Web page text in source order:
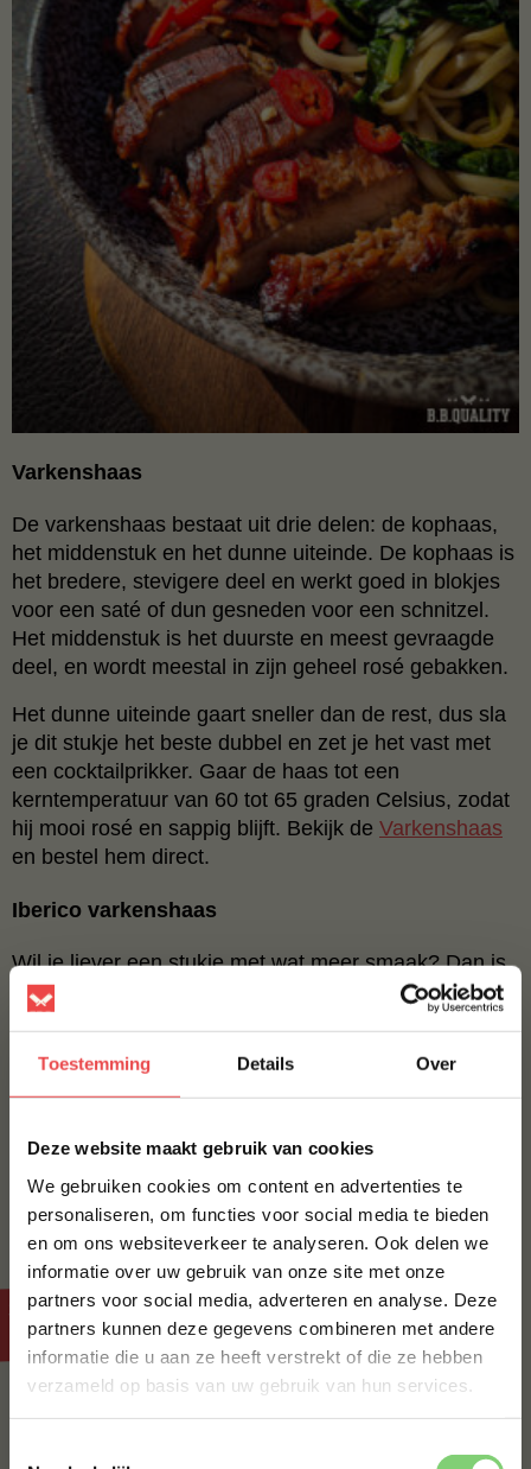
Toestemming Details Over
Deze website maakt gebruik van cookies
We gebruiken cookies om content en advertenties te
personaliseren, om functies voor social media te bieden
en om ons websiteverkeer te analyseren. Ook delen we
informatie over uw gebruik van onze site met onze
partners voor social media, adverteren en analyse. Deze
partners kunnen deze gegevens combineren met andere
informatie die u aan ze heeft verstrekt of die ze hebben
verzameld op basis van uw gebruik van hun services.
Varkenshaas
De varkenshaas bestaat uit drie delen: de kophaas,
het middenstuk en het dunne uiteinde. De kophaas is
het bredere, stevigere deel en werkt goed in blokjes
voor een saté of dun gesneden voor een schnitzel.
Het middenstuk is het duurste en meest gevraagde
deel, en wordt meestal in zijn geheel rosé gebakken.
Het dunne uiteinde gaart sneller dan de rest, dus sla
je dit stukje het beste dubbel en zet je het vast met
een cocktailprikker. Gaar de haas tot een
kerntemperatuur van 60 tot 65 graden Celsius, zodat
hij mooi rosé en sappig blijft. Bekijk de Varkenshaas
en bestel hem direct.
Iberico varkenshaas
Wil je liever een stukje met wat meer smaak? Dan is
de Iberico varkenshaas een goede keuze. Dit
varkenshaasje komt van het Iberico varken en bevat
sappigheid en smaak zorgt.
gelijkmatige garing en gaar niet te lang door, anders
droogt het vlees uit. Bekijk deIberico varkenshaas
bestel hem vandaag nog.
Snel en eenvoudig varkenshaas kopen
bij BBQuality
Onze varkenshaas wordt uitgezocht door ons
slagersteam op kleur en structuur, zodat je altijd een
mals stuk vlees krijgt. Onze klanten waarderen dat en
10% korting op je
eerste bestelling*
Schrijf je in voor onze nieuwsbrief en ontvang direct
10% korting op jouw eerste bestelling.